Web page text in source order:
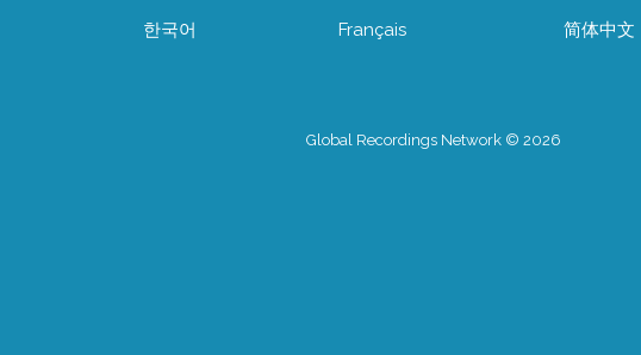
한국어 Français 简体中文
Global Recordings Network © 2026